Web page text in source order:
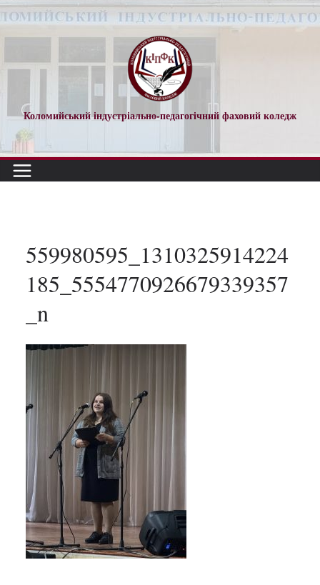
Перейти
до
Коломийський індустріально-педагогічний фаховий коледж
559980595_1310325914224
185_5554770926679339357
_n